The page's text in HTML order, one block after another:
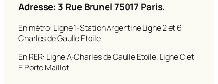
Adresse: 3 Rue Brunel 75017 Paris.
En métro: Ligne 1-Station Argentine Ligne 2 et 6
Charles de Gaulle Etoile
En RER: Ligne A-Charles de Gaulle Etoile, Ligne C et
E Porte Maillot